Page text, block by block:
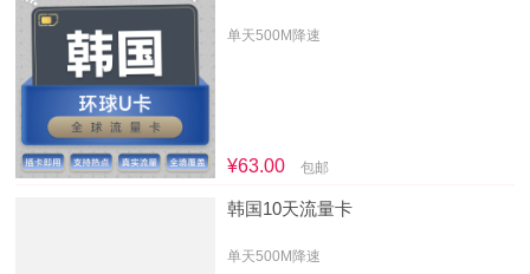
单天500M降速
¥63.00 包邮
韩国10天流量卡
单天500M降速